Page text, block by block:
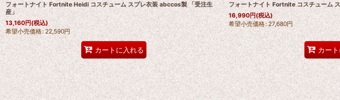
フォートナイト Fortnite Heidi コスチューム スプレ衣装 abccos製 「受注生
産」
13,160円(税込)
希望小売価格: 22,590円
カートに入れる
フォートナイト Fortnite コスチューム
16,990円(税込)
希望小売価格: 27,680円
カー